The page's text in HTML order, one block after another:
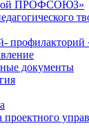
ПРОФСОЮЗ»
документы
проектного